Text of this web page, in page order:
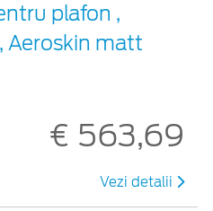
plafon ,
Aeroskin matt
€ 563,69
Vezi detalii